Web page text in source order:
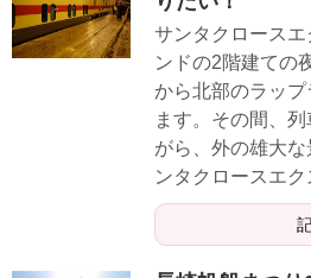
サンタクロース
ンドの2階建ての
から北部のラッ
ます。その間、
がら、外の雄大
ンタクロースエク